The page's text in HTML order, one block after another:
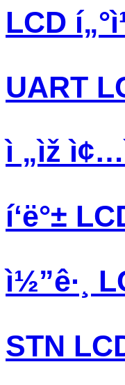
LCD
UART
ì „ìž
í‘ë°±
ì½”ê·¸
STN